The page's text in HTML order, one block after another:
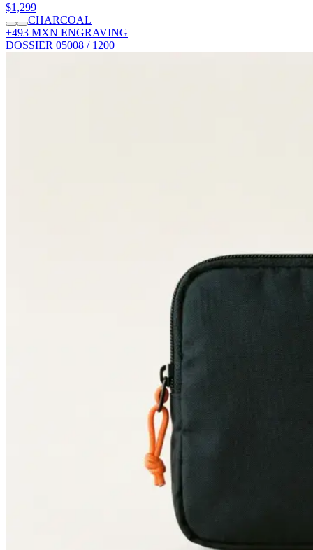
$1,299
CHARCOAL
+493 MXN ENGRAVING
DOSSIER 05008 / 1200